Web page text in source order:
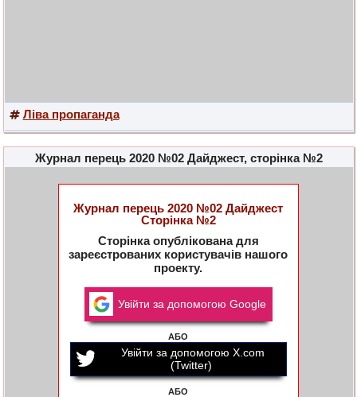
Ліва пропаганда
Журнал перець 2020 №02 Дайджест, сторінка №2
Журнал перець 2020 №02 Дайджест
Сторінка №2
Сторінка опублікована для
зареєстрованих користувачів нашого
проекту.
Увійти за допомогою Google
АБО
Увійти за допомогою X.com
(Twitter)
АБО